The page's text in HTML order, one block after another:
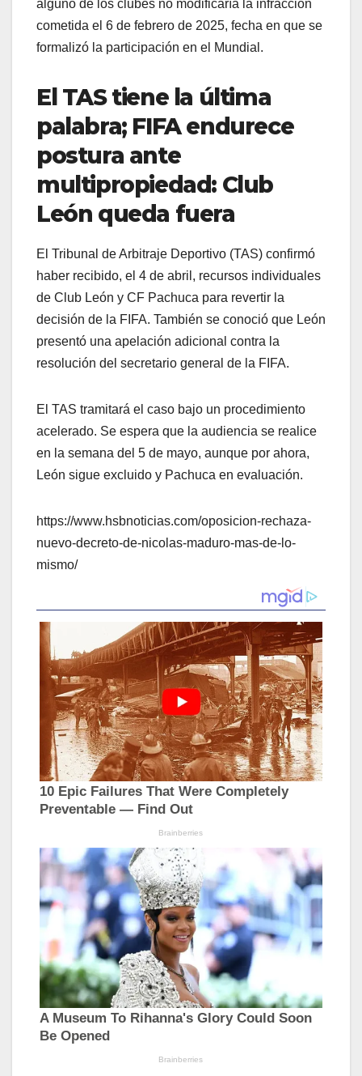
alguno de los clubes no modificaría la infracción
cometida el 6 de febrero de 2025, fecha en que se
formalizó la participación en el Mundial.
El TAS tiene la última
palabra; FIFA endurece
postura ante
multipropiedad: Club
León queda fuera
El Tribunal de Arbitraje Deportivo (TAS) confirmó
haber recibido, el 4 de abril, recursos individuales
de Club León y CF Pachuca para revertir la
decisión de la FIFA. También se conoció que León
presentó una apelación adicional contra la
resolución del secretario general de la FIFA.
El TAS tramitará el caso bajo un procedimiento
acelerado. Se espera que la audiencia se realice
en la semana del 5 de mayo, aunque por ahora,
León sigue excluido y Pachuca en evaluación.
https://www.hsbnoticias.com/oposicion-rechaza-
nuevo-decreto-de-nicolas-maduro-mas-de-lo-
mismo/